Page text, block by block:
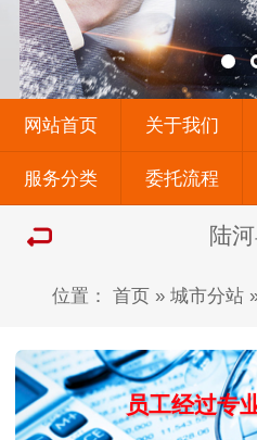
网站首页 关于我们
服务分类 委托流程
陆
位置： 首页» 城市分站
员工经过专